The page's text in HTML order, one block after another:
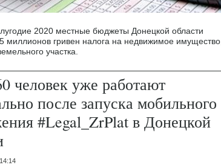
2020 местные бюджеты Донецкой области
миллионов гривен налога на недвижимое имущество,
участка.
человек уже работают
после запуска мобильного
#Legal_ZrPlat в Донецкой